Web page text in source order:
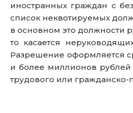
иностранных граждан с
список неквотируемых
в основном это должности
то касается
Разрешение оформляется
и более миллионов рублей
трудового или гражданско-